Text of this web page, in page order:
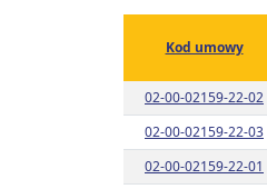
Kod umowy
02-00-02159-22-02
02-00-02159-22-03
02-00-02159-22-01